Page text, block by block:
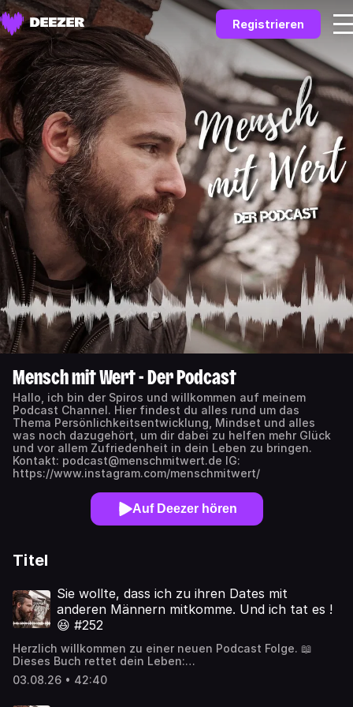
Registrieren
Mensch mit Wert - Der Podcast
Hallo, ich bin der Spiros und willkommen auf meinem
Podcast Channel. Hier findest du alles rund um das
Thema Persönlichkeitsentwicklung, Mindset und alles
was noch dazugehört, um dir dabei zu helfen mehr Glück
und vor allem Zufriedenheit in dein Leben zu bringen.
Kontakt: podcast@menschmitwert.de IG:
https://www.instagram.com/menschmitwert/
Auf Deezer hören
Titel
Sie wollte, dass ich zu ihren Dates mit
anderen Männern mitkomme. Und ich tat es !
😆 #252
Herzlich willkommen zu einer neuen Podcast Folge. 📖
Dieses Buch rettet dein Leben:
https://amzn.eu/d/02rVlFQM (Affiliate Links) 📖 als Ebook:
https://amzn.to/4smek5Y (Affiliate Links) Hast du schon
03.08.26 • 42:40